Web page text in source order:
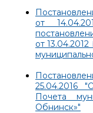
от
от
25.04.2016
Почета
Обнинск»"